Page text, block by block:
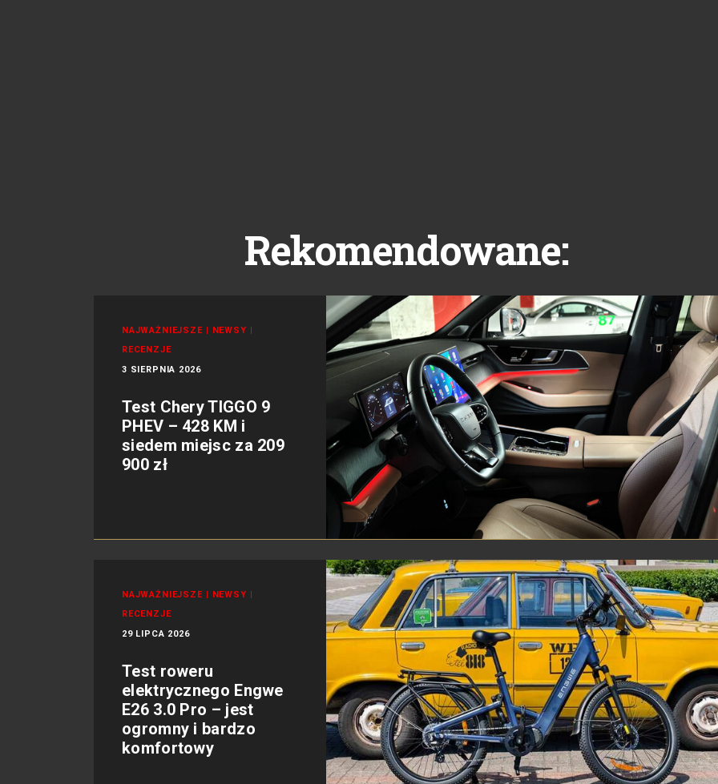
Rekomendowane:
NAJWAŻNIEJSZE | NEWSY |
RECENZJE
3 SIERPNIA 2026
Test Chery TIGGO 9
PHEV – 428 KM i
siedem miejsc za 209
900 zł
NAJWAŻNIEJSZE | NEWSY |
RECENZJE
29 LIPCA 2026
Test roweru
elektrycznego Engwe
E26 3.0 Pro – jest
ogromny i bardzo
komfortowy